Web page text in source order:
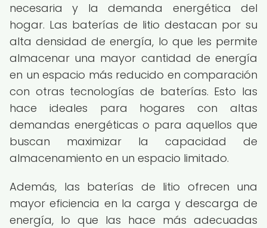
necesaria y la demanda energética del
hogar. Las baterías de litio destacan por su
alta densidad de energía, lo que les permite
almacenar una mayor cantidad de energía
en un espacio más reducido en comparación
con otras tecnologías de baterías. Esto las
hace ideales para hogares con altas
demandas energéticas o para aquellos que
buscan maximizar la capacidad de
almacenamiento en un espacio limitado.
Además, las baterías de litio ofrecen una
mayor eficiencia en la carga y descarga de
energía, lo que las hace más adecuadas